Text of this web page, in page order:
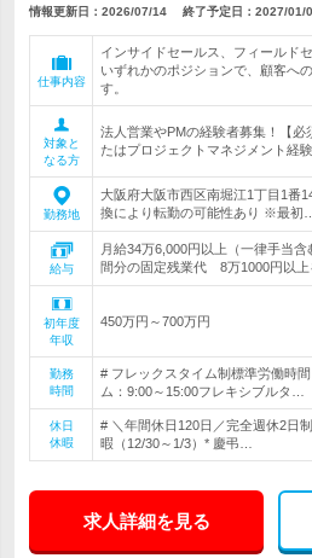
情報更新日：2026/07/14 終了予定日： 2027/01/
仕事内容
インサイドセールス、フィールド
いずれかのポジションで、顧客へ
す。
対象と
なる方
法人営業やPMの経験者募集！【必
たはプロジェクトマネジメント経
勤務地
大阪府大阪市西区南堀江1丁目1番
換により転勤の可能性あり ※最初…
給与
月給34万6,000円以上（一律手当
間分の固定残業代 8万1000円以上
初年度
年収
450万円～700万円
勤務
時間
# フレックスタイム制標準労働時
ム：9:00～15:00フレキシブルタ…
休日
休暇
# ＼年間休日120日／完全週休2日
暇（12/30～1/3）* 慶弔…
求人詳細を見る